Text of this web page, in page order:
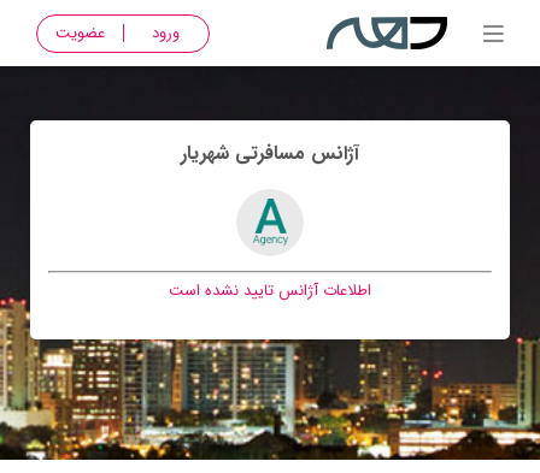
ورود عضویت
آژانس مسافرتی شهريار
اطلاعات آژانس تایید نشده است